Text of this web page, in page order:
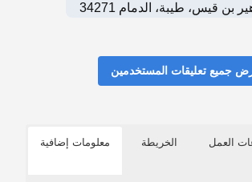
بن قيس، طيبة، الدمام 34271
جميع تعليقات المستخدمين
معلومات إضافية الخريطة العمل